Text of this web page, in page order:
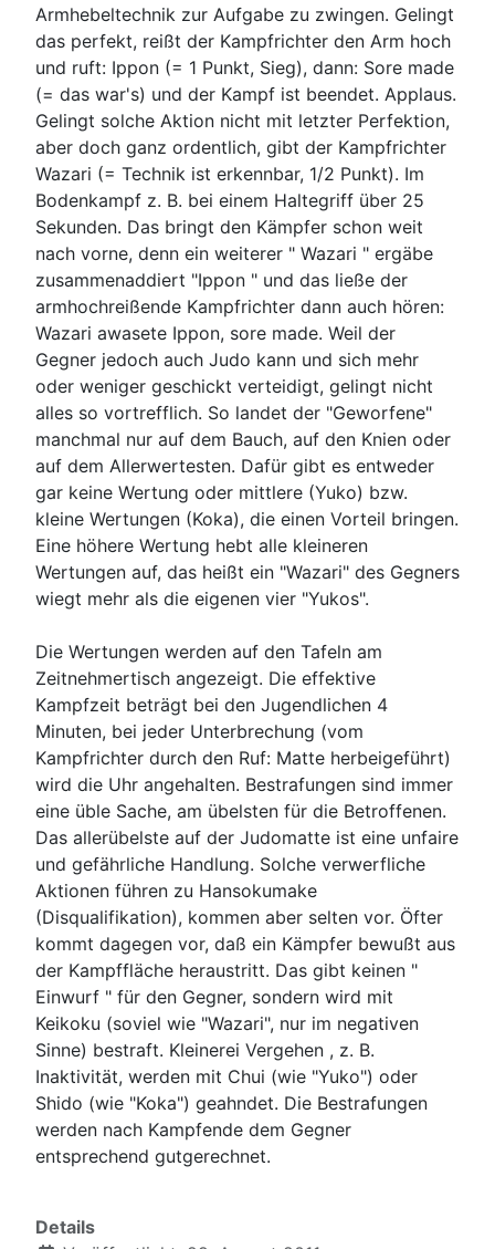
Armhebeltechnik zur Aufgabe zu zwingen. Gelingt
das perfekt, reißt der Kampfrichter den Arm hoch
und ruft: Ippon (= 1 Punkt, Sieg), dann: Sore made
(= das war's) und der Kampf ist beendet. Applaus.
Gelingt solche Aktion nicht mit letzter Perfektion,
aber doch ganz ordentlich, gibt der Kampfrichter
Wazari (= Technik ist erkennbar, 1/2 Punkt). Im
Bodenkampf z. B. bei einem Haltegriff über 25
Sekunden. Das bringt den Kämpfer schon weit
nach vorne, denn ein weiterer " Wazari " ergäbe
zusammenaddiert "Ippon " und das ließe der
armhochreißende Kampfrichter dann auch hören:
Wazari awasete Ippon, sore made. Weil der
Gegner jedoch auch Judo kann und sich mehr
oder weniger geschickt verteidigt, gelingt nicht
alles so vortrefflich. So landet der "Geworfene"
manchmal nur auf dem Bauch, auf den Knien oder
auf dem Allerwertesten. Dafür gibt es entweder
gar keine Wertung oder mittlere (Yuko) bzw.
kleine Wertungen (Koka), die einen Vorteil bringen.
Eine höhere Wertung hebt alle kleineren
Wertungen auf, das heißt ein "Wazari" des Gegners
wiegt mehr als die eigenen vier "Yukos".
Die Wertungen werden auf den Tafeln am
Zeitnehmertisch angezeigt. Die effektive
Kampfzeit beträgt bei den Jugendlichen 4
Minuten, bei jeder Unterbrechung (vom
Kampfrichter durch den Ruf: Matte herbeigeführt)
wird die Uhr angehalten. Bestrafungen sind immer
eine üble Sache, am übelsten für die Betroffenen.
Das allerübelste auf der Judomatte ist eine unfaire
und gefährliche Handlung. Solche verwerfliche
Aktionen führen zu Hansokumake
(Disqualifikation), kommen aber selten vor. Öfter
kommt dagegen vor, daß ein Kämpfer bewußt aus
der Kampffläche heraustritt. Das gibt keinen "
Einwurf " für den Gegner, sondern wird mit
Keikoku (soviel wie "Wazari", nur im negativen
Sinne) bestraft. Kleinerei Vergehen , z. B.
Inaktivität, werden mit Chui (wie "Yuko") oder
Shido (wie "Koka") geahndet. Die Bestrafungen
werden nach Kampfende dem Gegner
entsprechend gutgerechnet.
Details